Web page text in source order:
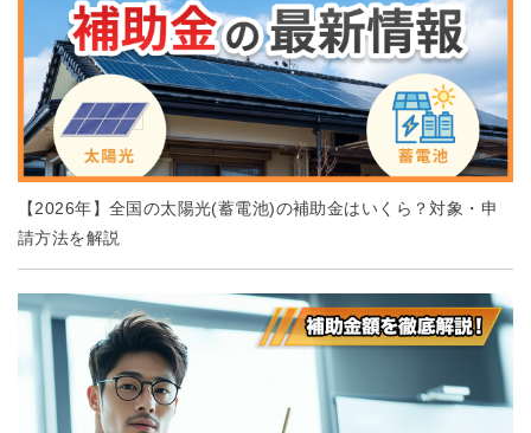
【2026年】全国の太陽光(蓄電池)の補助金はいくら？対象・申
請方法を解説